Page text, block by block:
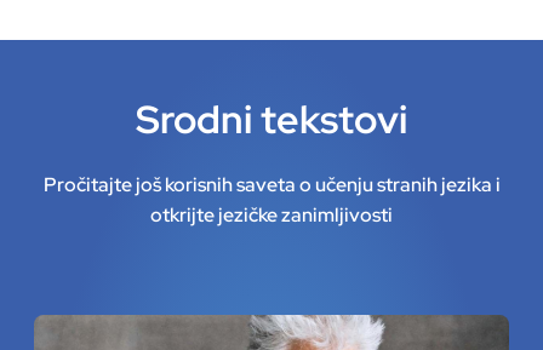
Srodni tekstovi
Pročitajte još korisnih saveta o učenju stranih jezika i
otkrijte jezičke zanimljivosti